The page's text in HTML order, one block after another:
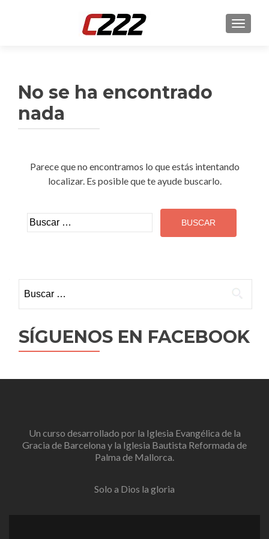
No se ha encontrado
nada
Parece que no encontramos lo que estás intentando
localizar. Es posible que te ayude buscarlo.
Buscar:
SÍGUENOS EN FACEBOOK
Un curso desarrollado por la Iglesia Evangélica de la
Gracia de Barcelona y la Iglesia Bautista Reformada de
Palma de Mallorca.
Solo a Dios la gloria